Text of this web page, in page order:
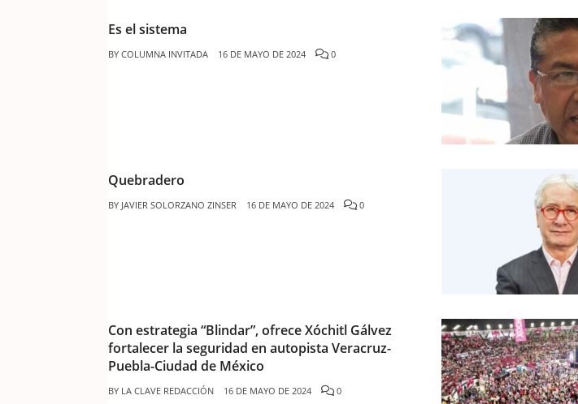
Es el sistema
BY COLUMNA INVITADA 16 DE MAYO DE 2024 0
Quebradero
BY JAVIER SOLORZANO ZINSER 16 DE MAYO DE 2024 0
Con estrategia “Blindar”, ofrece Xóchitl Gálvez
fortalecer la seguridad en autopista Veracruz-
Puebla-Ciudad de México
BY LA CLAVE REDACCIÓN 16 DE MAYO DE 2024 0